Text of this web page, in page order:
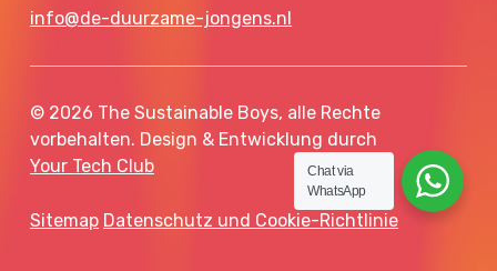
info@de-duurzame-jongens.nl
© 2026 The Sustainable Boys, alle Rechte
vorbehalten. Design & Entwicklung durch
Your Tech Club
Sitemap Datenschutz und Cookie-Richtlinie
Chat via
WhatsApp